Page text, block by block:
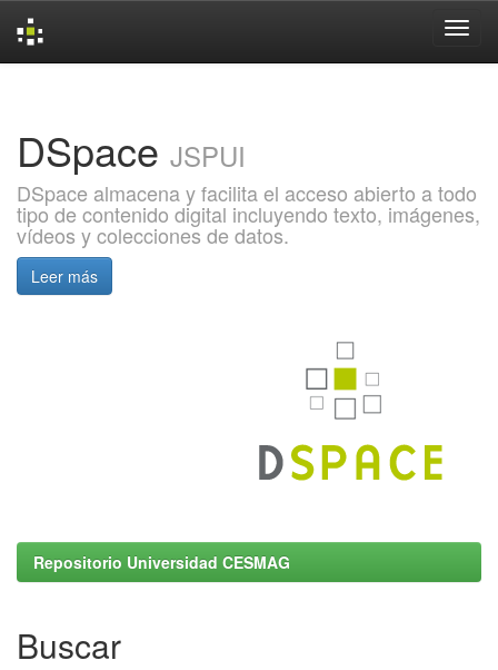
DSpace JSPUI
DSpace almacena y facilita el acceso abierto a todo
tipo de contenido digital incluyendo texto, imágenes,
vídeos y colecciones de datos.
Leer más
Repositorio Universidad CESMAG
Buscar